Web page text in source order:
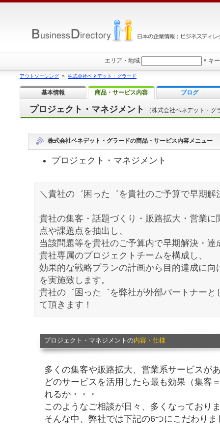
プロジェクト・マネジメント （株式会社ベネデット・
株式会社ベネデット・グラードの商品・サービス内容メニュー
プロジェクト・マネジメント
＼貴社の゛困った゛を貴社のご予算で早期解
貴社の集客・話題づくり・販路拡大・営業に
点や課題点を抽出し、
当該問題等を貴社のご予算内で早期解決・達
貴社専属のプロジェクトチームを構成し、
効果的な戦略プランの計画から目的達成に向
を実施致します。
貴社の゛困った゛を弊社が外部パートナーと
て頂きます！
プロジェクト・マネジメントの内容・仕様
多くの集客や販路拡大、営業系サービスが
どのサービスを活用したら最も効果（集客
れるか・・・
このようなご相談が日々、多くなっており
そんな中、弊社では下記の6つにこだわりま
エリア・地域 × キ
アウトソーシング » 株式会社ベネデット・グラード
基本情報 商品・サービス内容 ブログ